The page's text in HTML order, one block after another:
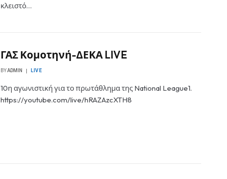
κλειστό…
ΓΑΣ Κομοτηνή-ΔΕΚΑ LIVE
BYADMIN LIVE
10η αγωνιστική για το πρωτάθλημα της National League1.
https://youtube.com/live/hRAZAzcXTH8